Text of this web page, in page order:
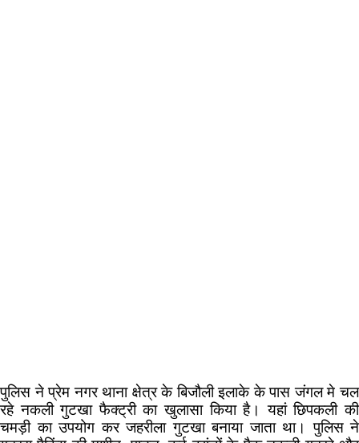
पुलिस ने प्रेम नगर थाना क्षेत्र के बिजौली इलाके के पास जंगल मे चल
रहे नकली गुटखा फैक्ट्री का खुलासा किया है। यहां छिपकली की
चमड़ी का उपयोग कर जहरीला गुटखा बनाया जाता था। पुलिस ने